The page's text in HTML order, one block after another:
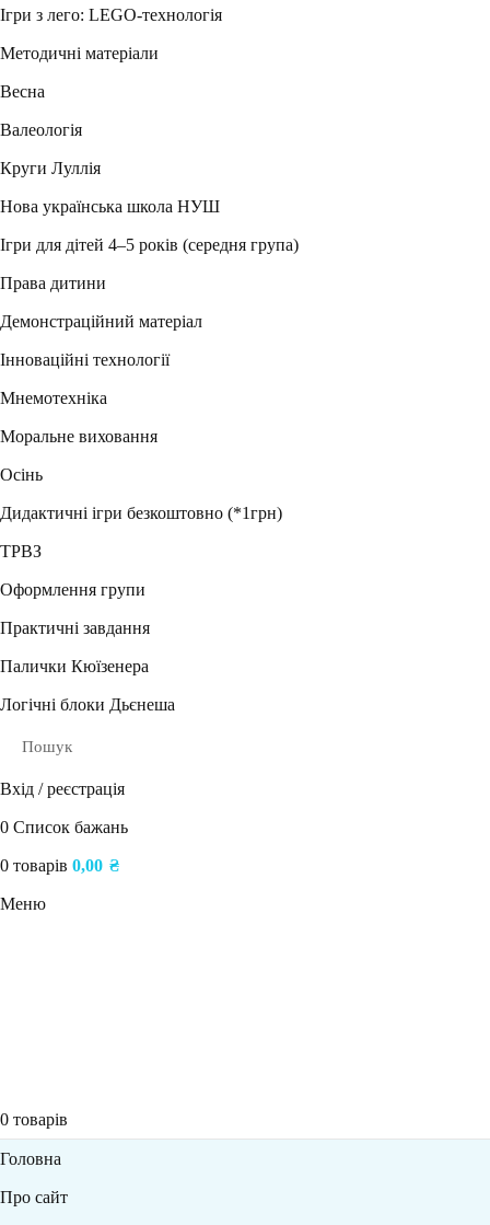
Ігри з лего: LEGO-технологія
Методичні матеріали
Весна
Валеологія
Круги Луллія
Нова українська школа НУШ
Ігри для дітей 4–5 років (середня група)
Права дитини
Демонстраційний матеріал
Інноваційні технології
Мнемотехніка
Моральне виховання
Осінь
Дидактичні ігри безкоштовно (*1грн)
ТРВЗ
Оформлення групи
Практичні завдання
Палички Кюїзенера
Логічні блоки Дьєнеша
Пошук
Вхід / реєстрація
0 Список бажань
0 товарів 0,00 ₴
Меню
0 товарів
Головна
Про сайт